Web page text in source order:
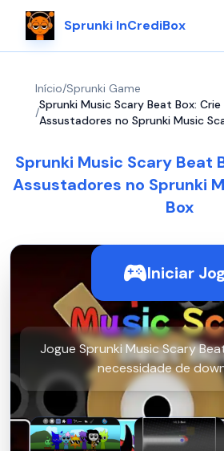
Sprunki InCrediBox
Início/Sprunki Game
/
Sprunki Music Scary Beat Box:
Assustadores no Sprunki Music
Sprunki Music Scary Beat
Assustadores no Sprunki
Box
Iniciar
Jogue Sprunki Music Scary
necessidade de